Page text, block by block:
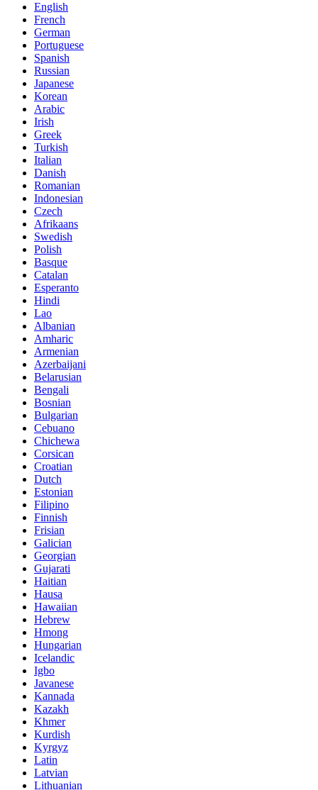
English
French
German
Portuguese
Spanish
Russian
Japanese
Korean
Arabic
Irish
Greek
Turkish
Italian
Danish
Romanian
Indonesian
Czech
Afrikaans
Swedish
Polish
Basque
Catalan
Esperanto
Hindi
Lao
Albanian
Amharic
Armenian
Azerbaijani
Belarusian
Bengali
Bosnian
Bulgarian
Cebuano
Chichewa
Corsican
Croatian
Dutch
Estonian
Filipino
Finnish
Frisian
Galician
Georgian
Gujarati
Haitian
Hausa
Hawaiian
Hebrew
Hmong
Hungarian
Icelandic
Igbo
Javanese
Kannada
Kazakh
Khmer
Kurdish
Kyrgyz
Latin
Latvian
Lithuanian